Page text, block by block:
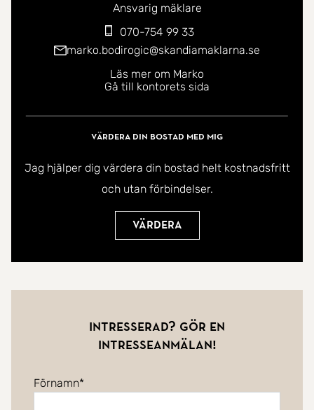
Ansvarig mäklare
070-754 99 33
marko.bodirogic@skandiamaklarna.se
Läs mer om Marko
Gå till kontorets sida
Värdera din bostad med mig
Jag hjälper dig värdera din bostad helt kostnadsfritt
och utan förbindelser.
Värdera
Intresserad? Gör en
intresseanmälan!
Förnamn